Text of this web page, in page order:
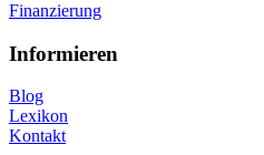
Finanzierung
Informieren
Blog
Lexikon
Kontakt